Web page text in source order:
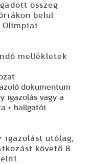
összeg
belül
mellékletek
dokumentum
igazolás vagy a
+ hallgatói
utólag,
követő 8